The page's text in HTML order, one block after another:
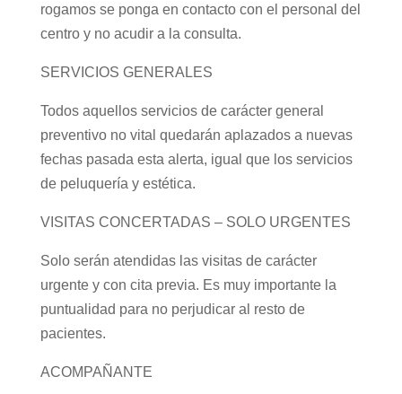
rogamos se ponga en contacto con el personal del
centro y no acudir a la consulta.
SERVICIOS GENERALES
Todos aquellos servicios de carácter general
preventivo no vital quedarán aplazados a nuevas
fechas pasada esta alerta, igual que los servicios
de peluquería y estética.
VISITAS CONCERTADAS – SOLO URGENTES
Solo serán atendidas las visitas de carácter
urgente y con cita previa. Es muy importante la
puntualidad para no perjudicar al resto de
pacientes.
ACOMPAÑANTE